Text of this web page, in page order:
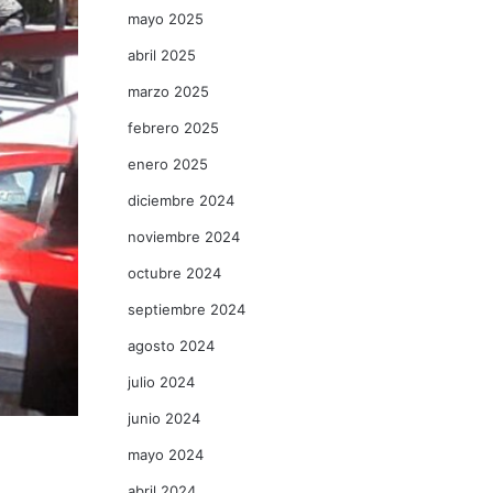
mayo 2025
abril 2025
marzo 2025
febrero 2025
enero 2025
diciembre 2024
noviembre 2024
octubre 2024
septiembre 2024
agosto 2024
julio 2024
junio 2024
mayo 2024